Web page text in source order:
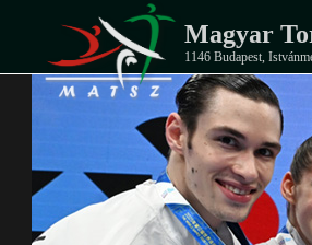
Magyar
1146 Budapest,